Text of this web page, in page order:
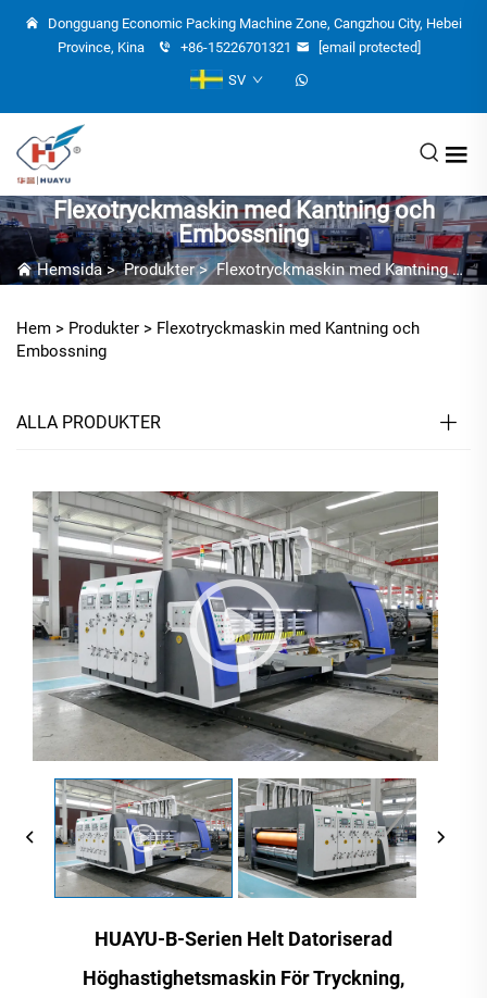
Dongguang Economic Packing Machine Zone, Cangzhou City, Hebei
Province, Kina
+86-15226701321
[email protected]
SV
Flexotryckmaskin med Kantning och
Embossning
Hemsida>Produkter>Flexotryckmaskin med Kantning och Embossning
Hem > Produkter > Flexotryckmaskin med Kantning och
Embossning
ALLA PRODUKTER
HUAYU-B-Serien Helt Datoriserad
Höghastighetsmaskin För Tryckning,